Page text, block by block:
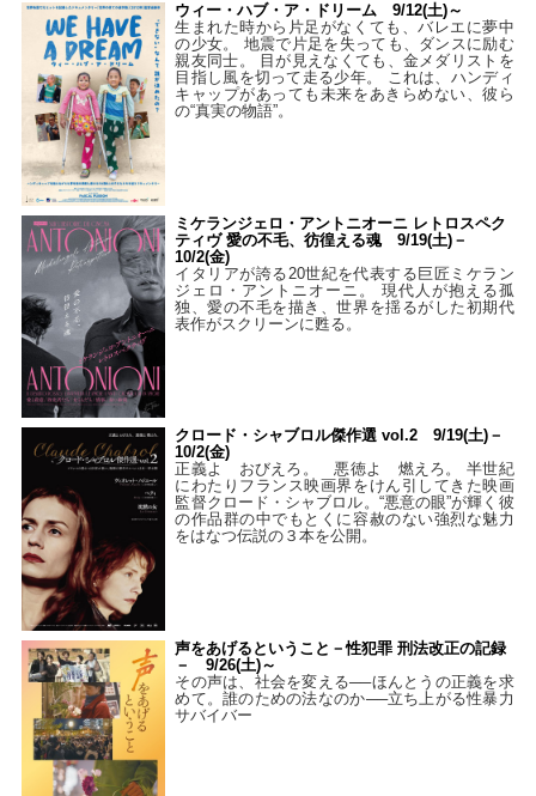
ウィー・ハブ・ア・ドリーム 9/12(土)～
生まれた時から片足がなくても、バレエに夢中
の少女。 地震で片足を失っても、ダンスに励む
親友同士。 目が見えなくても、金メダリストを
目指し風を切って走る少年。 これは、ハンディ
キャップがあっても未来をあきらめない、彼ら
の“真実の物語”。
ミケランジェロ・アントニオーニ レトロスペク
ティヴ 愛の不毛、彷徨える魂 9/19(土)－
10/2(金)
イタリアが誇る20世紀を代表する巨匠ミケラン
ジェロ・アントニオーニ。 現代人が抱える孤
独、愛の不毛を描き、世界を揺るがした初期代
表作がスクリーンに甦る。
クロード・シャブロル傑作選 vol.2 9/19(土)－
10/2(金)
正義よ おびえろ。 悪徳よ 燃えろ。 半世紀
にわたりフランス映画界をけん引してきた映画
監督クロード・シャブロル。“悪意の眼”が輝く彼
の作品群の中でもとくに容赦のない強烈な魅力
をはなつ伝説の３本を公開。
声をあげるということ－性犯罪 刑法改正の記録
－ 9/26(土)～
その声は、社会を変える──ほんとうの正義を求
めて。誰のための法なのか──立ち上がる性暴力
サバイバー